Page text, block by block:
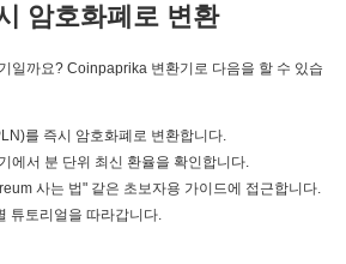
암호화폐로 변환
일까요? Coinpaprika 변환기로 다음을 할 수 있습
를 즉시 암호화폐로 변환합니다.
에서 분 단위 최신 환율을 확인합니다.
사는 법" 같은 초보자용 가이드에 접근합니다.
튜토리얼을 따라갑니다.